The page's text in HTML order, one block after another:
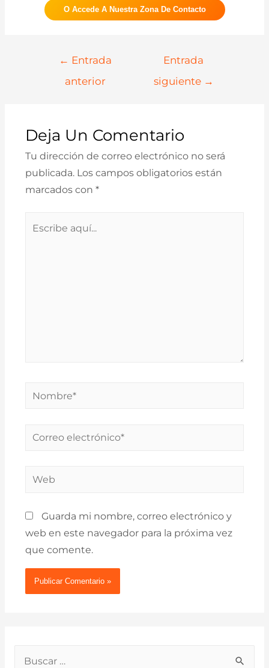
O Accede A Nuestra Zona De Contacto
Navegación
← Entrada
anterior
Entrada
siguiente →
Deja Un Comentario
Tu dirección de correo electrónico no será
publicada. Los campos obligatorios están
marcados con *
Nombre*
Correo
Web
Guarda mi nombre, correo electrónico y
web en este navegador para la próxima vez
que comente.